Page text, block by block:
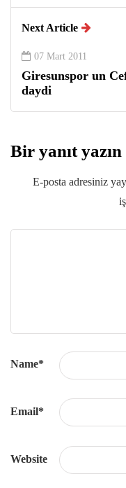
Next Article
07 Mart 2011
Giresunspor un
daydi
Bir yanıt yazın
E-posta adresiniz
Name*
Email*
Website